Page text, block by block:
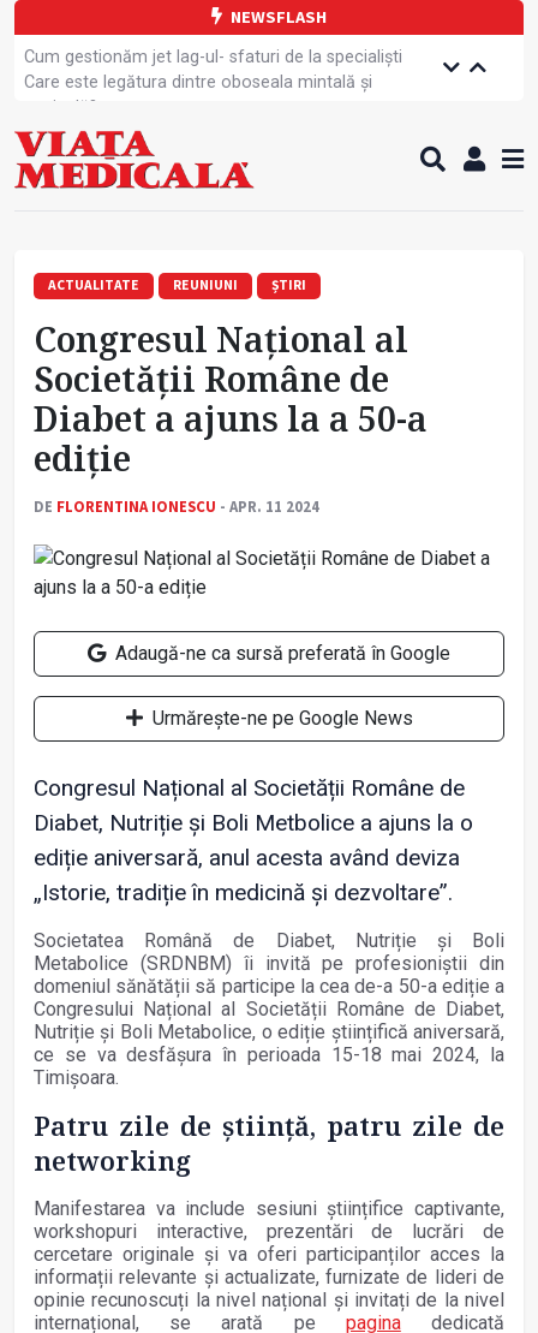
NEWSFLASH
Cum gestionăm jet lag-ul- sfaturi de la specialiști
Care este legătura dintre oboseala mintală și
caniculă?
Campanie de prevenție dedicată sportivelor
Un nou studiu pentru testarea unui vaccin împotriva
tulpinei Bundibugyo a virusului Ebola
sănătate
Demersuri pentru acces transfrontalier la date
Contractul cadru ar putea fi modificat
Comercializarea unor medicamente, blocată
temporar
ACTUALITATE REUNIUNI ȘTIRI
Congresul Național al
Societății Române de
Diabet a ajuns la a 50-a
ediție
DE FLORENTINA IONESCU - APR. 11 2024
Adaugă-ne ca sursă preferată în Google
Urmărește-ne pe Google News
Congresul Național al Societății Române de
Diabet, Nutriție și Boli Metbolice a ajuns la o
ediție aniversară, anul acesta având deviza
„Istorie, tradiție în medicină și dezvoltare”.
Societatea Română de Diabet, Nutriție și Boli
Metabolice (SRDNBM) îi invită pe profesioniștii din
domeniul sănătății să participe la cea de-a 50-a ediție a
Congresului Național al Societății Române de Diabet,
Nutriție și Boli Metabolice, o ediție științifică aniversară,
ce se va desfășura în perioada 15-18 mai 2024, la
Timișoara.
Patru zile de știință, patru zile de
networking
Manifestarea va include sesiuni științifice captivante,
workshopuri interactive, prezentări de lucrări de
cercetare originale și va oferi participanților acces la
informații relevante și actualizate, furnizate de lideri de
opinie recunoscuți la nivel național și invitați de la nivel
internațional, se arată pe paginadedicată